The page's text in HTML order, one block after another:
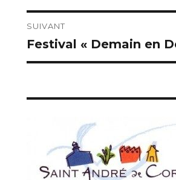
l’article
SUIVANT
Publication
suivante :
Festival « Demain en